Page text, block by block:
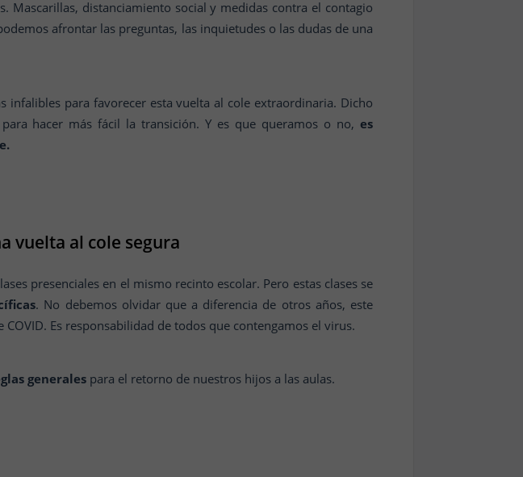
distanciamiento social y medidas contra el contagio
afrontar las preguntas, las inquietudes o las dudas de una
para favorecer esta vuelta al cole extraordinaria. Dicho
hacer más fácil la transición. Y es que queramos o no, es
vuelta al cole segura
presenciales en el mismo recinto escolar. Pero estas clases se
. No debemos olvidar que a diferencia de otros años, este
Es responsabilidad de todos que contengamos el virus.
generales para el retorno de nuestros hijos a las aulas.